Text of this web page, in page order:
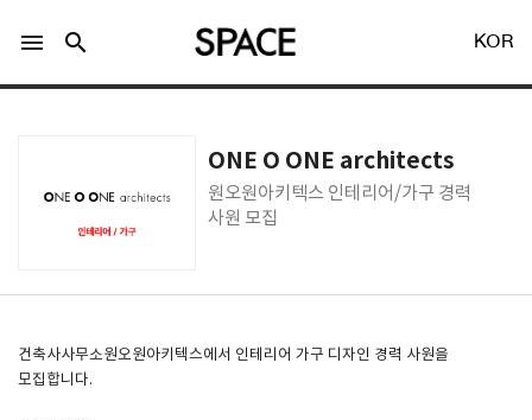
Facebook 로그인
menu search KOR
ONE O ONE architects
원오원아키텍스 인테리어/가구 경력
사원 모집
건축사사무소원오원아키텍스에서 인테리어 가구 디자인 경력 사원을
모집합니다.